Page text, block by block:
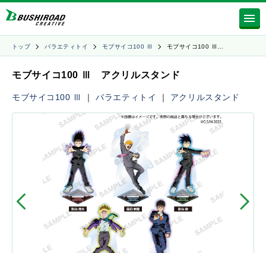
トップ バラエティトイ モブサイコ100 Ⅲ モブサイコ100 Ⅲ…
モブサイコ100 Ⅲ アクリルスタンド
モブサイコ100 Ⅲ ｜バラエティトイ ｜ アクリルスタンド